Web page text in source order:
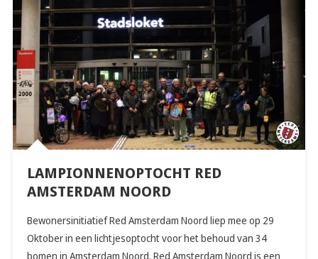
LAMPIONNENOPTOCHT RED
AMSTERDAM NOORD
Bewonersinitiatief Red Amsterdam Noord liep mee op 29
Oktober in een lichtjesoptocht voor het behoud van 34
bomen in Amsterdam Noord. Red Amsterdam Noord is een